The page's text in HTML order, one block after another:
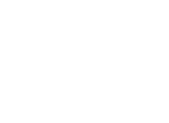
tras la
dedicarse
los soldados